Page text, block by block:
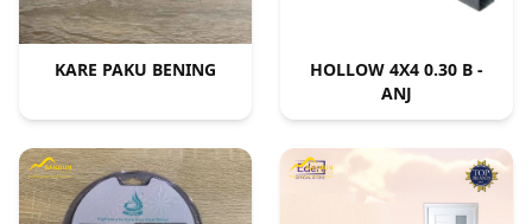
KARE PAKU BENING
HOLLOW 4X4 0.30 B -
ANJ